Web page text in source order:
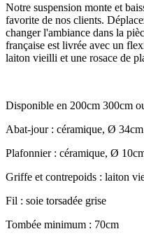
Notre suspension monte et
favorite de nos clients.
changer l'ambiance dans la
française est livrée avec un
laiton vieilli et une rosace de
Disponible en 200cm 300cm
Abat-jour : céramique, Ø 34cm
Plafonnier : céramique, Ø
Griffe et contrepoids : laiton
Fil : soie torsadée grise
Tombée minimum : 70cm